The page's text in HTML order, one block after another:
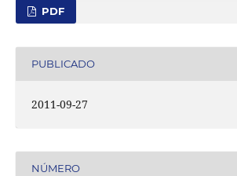
PDF
PUBLICADO
2011-09-27
NÚMERO